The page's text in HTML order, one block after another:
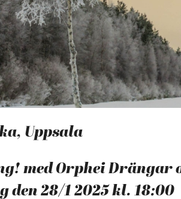
Uppsala
med Orphei Drängar
den 28/1 2025 kl. 18:00